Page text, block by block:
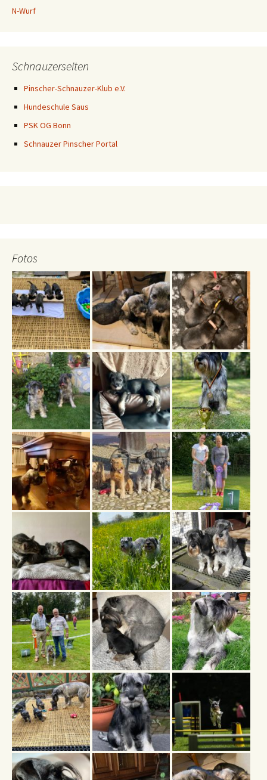
N-Wurf
Schnauzerseiten
Pinscher-Schnauzer-Klub e.V.
Hundeschule Saus
PSK OG Bonn
Schnauzer Pinscher Portal
Fotos